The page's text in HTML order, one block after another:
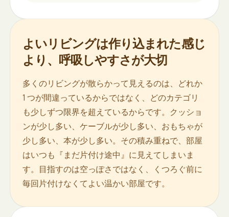
よいリビングは作り込まれた感じ
より、呼吸しやすさが大切
多くのリビングが散らかって見えるのは、どれか
1 つが間違っているからではなく、どのカテゴリ
も少しずつ限界を超えているからです。クッショ
ンが少し多い、ケーブルが少し多い、おもちゃが
少し多い、本が少し多い。その積み重ねで、部屋
はいつも『まだ片付け途中』に見えてしまいま
す。目指すのは空っぽさではなく、くつろぐ前に
毎回片付けなくてよい温かい部屋です。